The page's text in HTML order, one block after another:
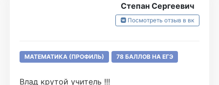
Степан Сергеевич
Посмотреть отзыв в вк
МАТЕМАТИКА (ПРОФИЛЬ) 78 БАЛЛОВ НА ЕГЭ
Влад крутой учитель !!!